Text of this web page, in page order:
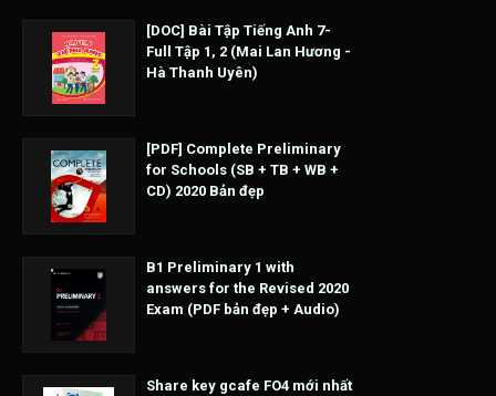
[DOC] Bài Tập Tiếng Anh 7-
Full Tập 1, 2 (Mai Lan Hương -
Hà Thanh Uyên)
[PDF] Complete Preliminary
for Schools (SB + TB + WB +
CD) 2020 Bản đẹp
B1 Preliminary 1 with
answers for the Revised 2020
Exam (PDF bản đẹp + Audio)
Share key gcafe FO4 mới nhất